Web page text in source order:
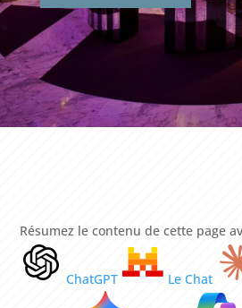
Résumez le contenu de cette page
ChatGPT Le Chat